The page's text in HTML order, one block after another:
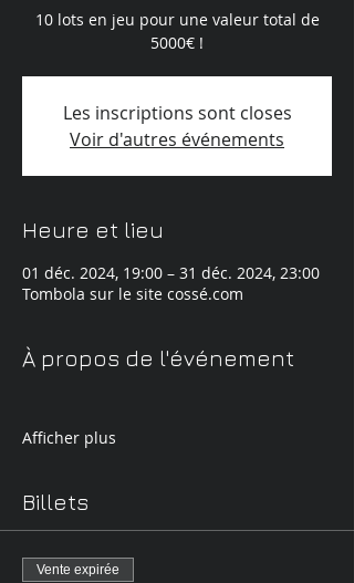
10 lots en jeu pour une valeur total de
5000€ !
Les inscriptions sont closes
Voir d'autres événements
Heure et lieu
01 déc. 2024, 19:00 – 31 déc. 2024, 23:00
Tombola sur le site cossé.com
À propos de l'événement
Afficher plus
Billets
Vente expirée